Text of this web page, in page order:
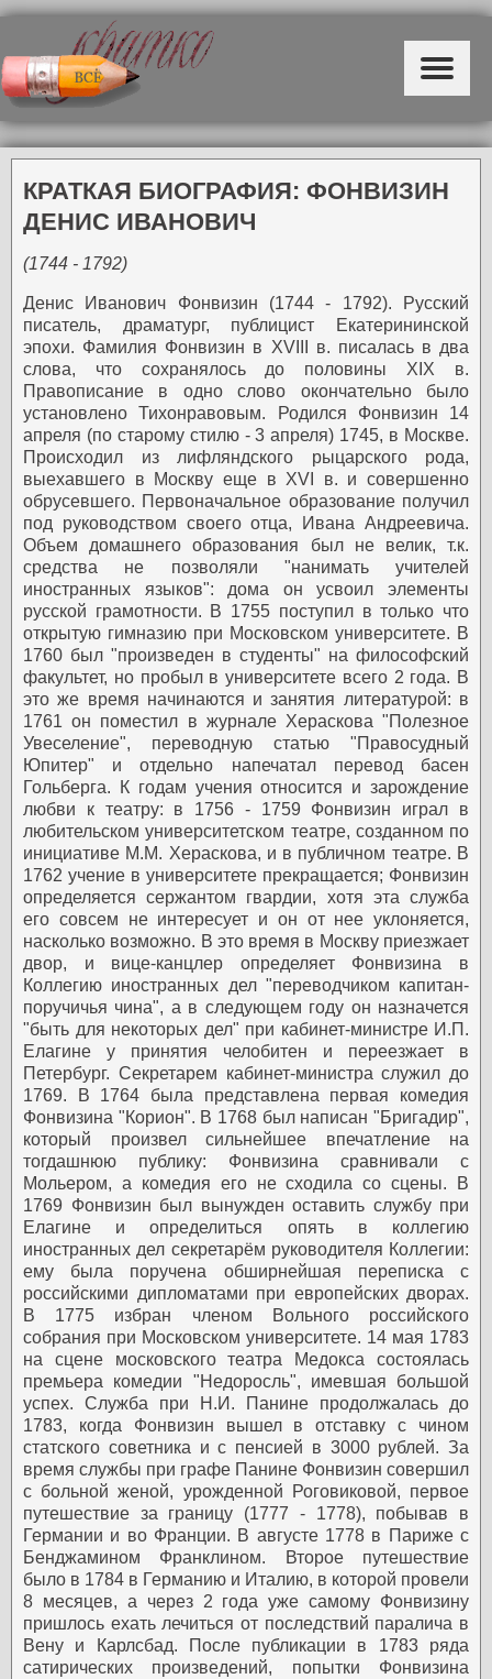
КРАТКАЯ БИОГРАФИЯ: ФОНВИЗИН
ДЕНИС ИВАНОВИЧ
(1744 - 1792)
Денис Иванович Фонвизин (1744 - 1792). Русский
писатель, драматург, публицист Екатерининской
эпохи. Фамилия Фонвизин в XVIII в. писалась в два
слова, что сохранялось до половины XIX в.
Правописание в одно слово окончательно было
установлено Тихонравовым. Родился Фонвизин 14
апреля (по старому стилю - 3 апреля) 1745, в Москве.
Происходил из лифляндского рыцарского рода,
выехавшего в Москву еще в XVI в. и совершенно
обрусевшего. Первоначальное образование получил
под руководством своего отца, Ивана Андреевича.
Объем домашнего образования был не велик, т.к.
средства не позволяли "нанимать учителей
иностранных языков": дома он усвоил элементы
русской грамотности. В 1755 поступил в только что
открытую гимназию при Московском университете. В
1760 был "произведен в студенты" на философский
факультет, но пробыл в университете всего 2 года. В
это же время начинаются и занятия литературой: в
1761 он поместил в журнале Хераскова "Полезное
Увеселение", переводную статью "Правосудный
Юпитер" и отдельно напечатал перевод басен
Гольберга. К годам учения относится и зарождение
любви к театру: в 1756 - 1759 Фонвизин играл в
любительском университетском театре, созданном по
инициативе М.М. Хераскова, и в публичном театре. В
1762 учение в университете прекращается; Фонвизин
определяется сержантом гвардии, хотя эта служба
его совсем не интересует и он от нее уклоняется,
насколько возможно. В это время в Москву приезжает
двор, и вице-канцлер определяет Фонвизина в
Коллегию иностранных дел "переводчиком капитан-
поручичья чина", а в следующем году он назначется
"быть для некоторых дел" при кабинет-министре И.П.
Елагине у принятия челобитен и переезжает в
Петербург. Секретарем кабинет-министра служил до
1769. В 1764 была представлена первая комедия
Фонвизина "Корион". В 1768 был написан "Бригадир",
который произвел сильнейшее впечатление на
тогдашнюю публику: Фонвизина сравнивали с
Мольером, а комедия его не сходила со сцены. В
1769 Фонвизин был вынужден оставить службу при
Елагине и определиться опять в коллегию
иностранных дел секретарём руководителя Коллегии:
ему была поручена обширнейшая переписка с
российскими дипломатами при европейских дворах.
В 1775 избран членом Вольного российского
собрания при Московском университете. 14 мая 1783
на сцене московского театра Медокса состоялась
премьера комедии "Недоросль", имевшая большой
успех. Служба при Н.И. Панине продолжалась до
1783, когда Фонвизин вышел в отставку с чином
статского советника и с пенсией в 3000 рублей. За
время службы при графе Панине Фонвизин совершил
с больной женой, урожденной Роговиковой, первое
путешествие за границу (1777 - 1778), побывав в
Германии и во Франции. В августе 1778 в Париже с
Бенджамином Франклином. Второе путешествие
было в 1784 в Германию и Италию, в которой провели
8 месяцев, а через 2 года уже самому Фонвизину
пришлось ехать лечиться от последствий паралича в
Вену и Карлсбад. После публикации в 1783 ряда
сатирических произведений, попытки Фонвизина